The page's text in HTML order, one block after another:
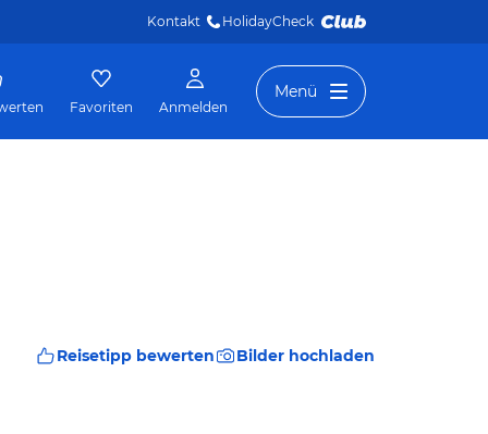
Kontakt HolidayCheck
Favoriten Anmelden
Menü
Reisetipp bewerten Bilder hochladen